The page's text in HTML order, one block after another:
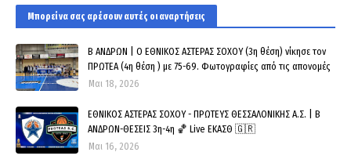
Μπορεί να σας αρέσουν αυτές οι αναρτήσεις
Β ΑΝΔΡΩΝ | Ο ΕΘΝΙΚΟΣ ΑΣΤΕΡΑΣ ΣΟΧΟΥ (3η θέση) νίκησε τον
ΠΡΩΤΕΑ (4η θέση ) με 75-69. Φωτογραφίες από τις απονομές
Μαι 18, 2026
ΕΘΝΙΚΟΣ ΑΣΤΕΡΑΣ ΣΟΧΟΥ - ΠΡΩΤΕΥΣ ΘΕΣΣΑΛΟΝΙΚΗΣ Α.Σ. | Β
ΑΝΔΡΩΝ-ΘΕΣΕΙΣ 3η-4η 🏀 Live ΕΚΑΣΘ 🇬🇷
Μαι 16, 2026